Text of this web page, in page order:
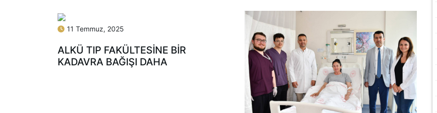
11 Temmuz, 2025
ALKÜ TIP FAKÜLTESİNE BİR
KADAVRA BAĞIŞI DAHA